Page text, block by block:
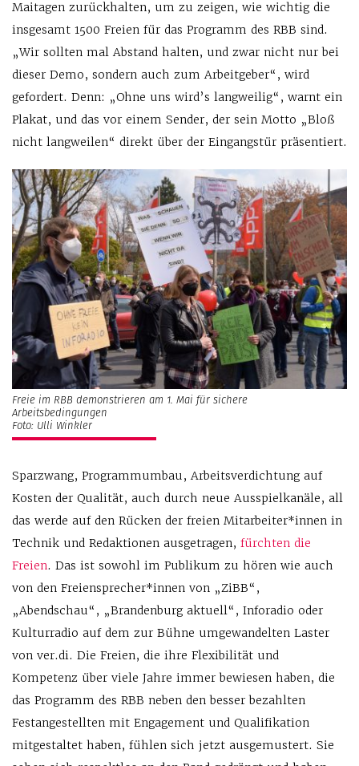
Maitagen zurückhalten, um zu zeigen, wie wichtig die
insgesamt 1500 Freien für das Programm des RBB sind.
„Wir sollten mal Abstand halten, und zwar nicht nur bei
dieser Demo, sondern auch zum Arbeitgeber“, wird
gefordert. Denn: „Ohne uns wird’s langweilig“, warnt ein
Plakat, und das vor einem Sender, der sein Motto „Bloß
nicht langweilen“ direkt über der Eingangstür präsentiert.
Freie im RBB demonstrieren am 1. Mai für sichere
Arbeitsbedingungen
Foto: Ulli Winkler
Sparzwang, Programmumbau, Arbeitsverdichtung auf
Kosten der Qualität, auch durch neue Ausspielkanäle, all
das werde auf den Rücken der freien Mitarbeiter*innen in
Technik und Redaktionen ausgetragen, fürchten die
Freien. Das ist sowohl im Publikum zu hören wie auch
von den Freiensprecher*innen von „ZiBB“,
„Abendschau“, „Brandenburg aktuell“, Inforadio oder
Kulturradio auf dem zur Bühne umgewandelten Laster
von ver.di. Die Freien, die ihre Flexibilität und
Kompetenz über viele Jahre immer bewiesen haben, die
das Programm des RBB neben den besser bezahlten
Festangestellten mit Engagement und Qualifikation
mitgestaltet haben, fühlen sich jetzt ausgemustert. Sie